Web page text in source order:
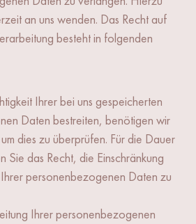
an uns wenden. Das Recht auf
besteht in folgenden
Ihrer bei uns gespeicherten
Daten bestreiten, benötigen wir
dies zu überprüfen. Für die Dauer
Sie das Recht, die Einschränkung
personenbezogenen Daten zu
Ihrer personenbezogenen